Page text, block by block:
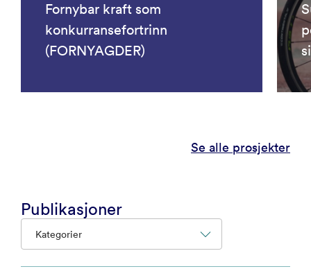
Fornybar kraft som
konkurransefortrinn
(FORNYAGDER)
Se alle prosjekter
Publikasjoner
Kategorier